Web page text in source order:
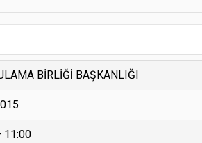
BİRLİĞİ BAŞKANLIĞI
11:00